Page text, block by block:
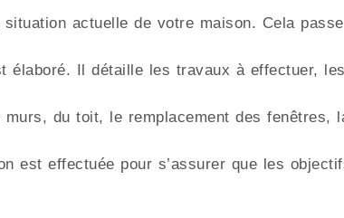
actuelle de votre maison. Cela
Il détaille les travaux à effectuer,
du toit, le remplacement des fenêtres,
est effectuée pour s’assurer que les